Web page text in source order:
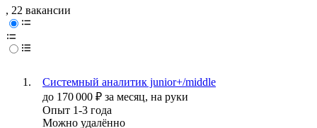
, 22 вакансии
Системный аналитик junior+/middle
до 170 000 ₽ за месяц, на руки
Опыт 1-3 года
Можно удалённо